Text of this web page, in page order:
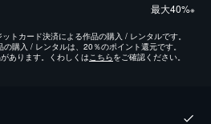
最⼤40%※
トカード決済による作品の購入 / レンタルです。
購入 / レンタルは、20％のポイント還元です。
あります。くわしくは こちらをご確認ください。